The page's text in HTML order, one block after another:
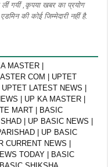
गयीं ,कृपया खबर का प्रयोग
की कोई जिम्मेदारी नहीं है.
MASTER |
COM | UPTET
LATEST NEWS |
| UP KA MASTER |
MART | BASIC
| UP BASIC NEWS |
| UP BASIC
NEWS |
TODAY | BASIC